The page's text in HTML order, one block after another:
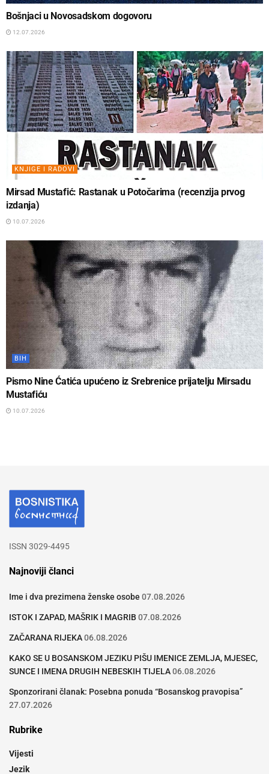
Bošnjaci u Novosadskom dogovoru
12.07.2026
KNJIGE I RADOVI
Mirsad Mustafić: Rastanak u Potočarima (recenzija prvog
izdanja)
10.07.2026
BIH
Pismo Nine Ćatića upućeno iz Srebrenice prijatelju Mirsadu
Mustafiću
10.07.2026
ISSN 3029-4495
Najnoviji članci
Ime i dva prezimena ženske osobe 07.08.2026
ISTOK I ZAPAD, MAŠRIK I MAGRIB 07.08.2026
ZAČARANA RIJEKA06.08.2026
KAKO SE U BOSANSKOM JEZIKU PIŠU IMENICE ZEMLJA, MJESEC,
SUNCE I IMENA DRUGIH NEBESKIH TIJELA06.08.2026
Sponzorirani članak: Posebna ponuda “Bosanskog pravopisa”
27.07.2026
Rubrike
Vijesti
Jezik